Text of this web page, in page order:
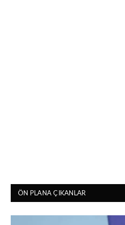
ÖN PLANA ÇIKANLAR